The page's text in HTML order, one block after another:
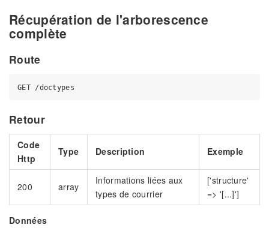
Récupération de l'arborescence
complète
Route
Retour
Code
Http
Type Description Exemple
200 array
Informations liées aux
types de courrier
['structure'
=> '[...]']
Données